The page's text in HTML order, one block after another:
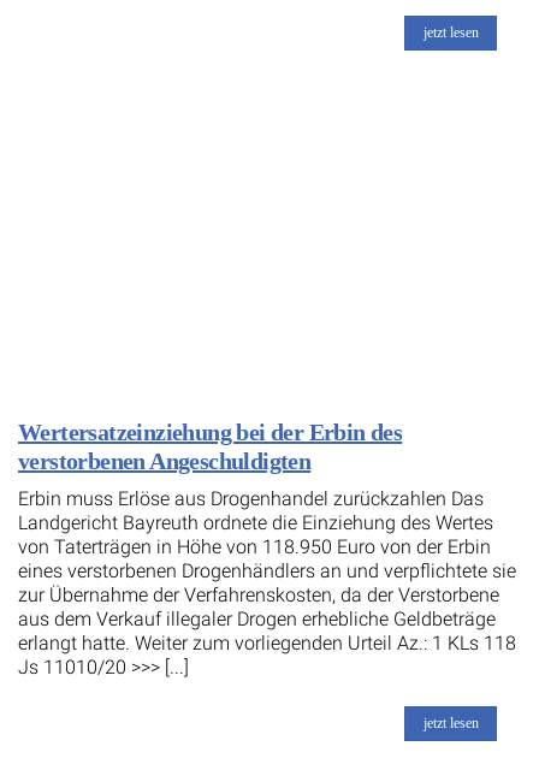
jetzt lesen
Wertersatzeinziehung bei der Erbin des
verstorbenen Angeschuldigten
Erbin muss Erlöse aus Drogenhandel zurückzahlen Das
Landgericht Bayreuth ordnete die Einziehung des Wertes
von Taterträgen in Höhe von 118.950 Euro von der Erbin
eines verstorbenen Drogenhändlers an und verpflichtete sie
zur Übernahme der Verfahrenskosten, da der Verstorbene
aus dem Verkauf illegaler Drogen erhebliche Geldbeträge
erlangt hatte. Weiter zum vorliegenden Urteil Az.: 1 KLs 118
Js 11010/20 >>> [...]
jetzt lesen